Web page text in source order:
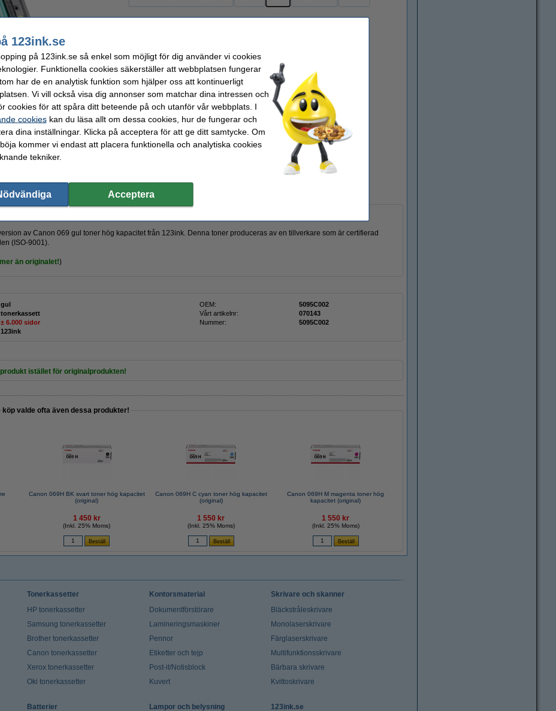
Standard
950 kr
760 kr Exkl. 25% Moms
Per sida
Beställ
av Canon 069 gul toner hög kapacitet från 123ink. Denna toner produceras av en tillverkare som är certifierad
(ISO-9001).
än originalet!)
gul OEM:
5095C002
tonerkassett Vårt artikelnr:
070143
± 6.000 sidor Nummer:
5095C002
123ink
istället för originalprodukten!
valde ofta även dessa produkter!
Canon 069H BK svart toner hög kapacitet
(original)
1 450 kr
(Inkl. 25% Moms)
Canon 069H C cyan toner hög kapacitet
(original)
1 550 kr
(Inkl. 25% Moms)
Canon 069H M magenta toner hög
kapacitet (original)
1 550 kr
(Inkl. 25% Moms)
Tonerkassetter
HP tonerkassetter
Samsung tonerkassetter
Brother tonerkassetter
Canon tonerkassetter
Xerox tonerkassetter
Oki tonerkassetter
Kontorsmaterial
Dokumentförstörare
Lamineringsmaskiner
Pennor
Etiketter och tejp
Post-it/Notisblock
Kuvert
Skrivare och skanner
Bläckstråleskrivare
Monolaserskrivare
Färglaserskrivare
Multifunktionsskrivare
Bärbara skrivare
Kvittoskrivare
Batterier Lampor och belysning 123ink.se
123ink.se
på 123ink.se så enkel som möjligt för dig använder vi cookies
Funktionella cookies säkerställer att webbplatsen fungerar
har de en analytisk funktion som hjälper oss att kontinuerligt
Vi vill också visa dig annonser som matchar dina intressen och
cookies för att spåra ditt beteende på och utanför vår webbplats. I
cookieskan du läsa allt om dessa cookies, hur de fungerar och
dina inställningar. Klicka på acceptera för att ge ditt samtycke. Om
kommer vi endast att placera funktionella och analytiska cookies
tekniker.
Acceptera